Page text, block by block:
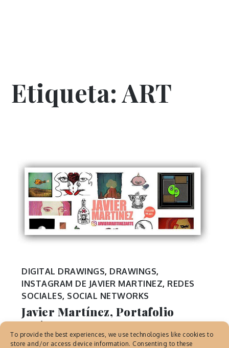
To provide the best experiences, we use technologies like cookies to
store and/or access device information. Consenting to these
Etiqueta:ART
DIGITAL DRAWINGS, DRAWINGS,
INSTAGRAM DE JAVIER MARTINEZ, REDES
SOCIALES, SOCIAL NETWORKS
Javier Martínez, Portafolio
artístico en Instagram
Mayo 22, 2018 By Cronica Urbana